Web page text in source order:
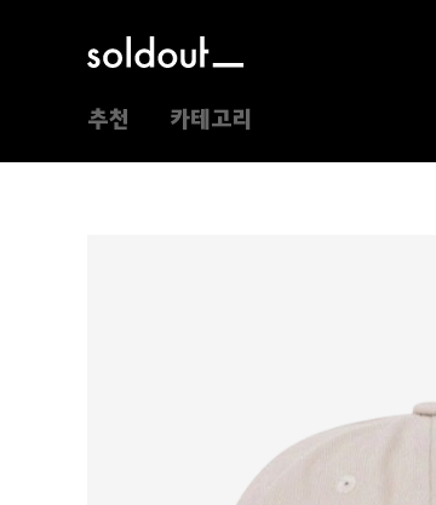
추천 카테고리